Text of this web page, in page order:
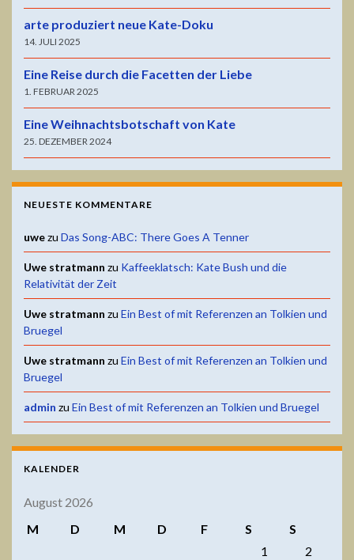
arte produziert neue Kate-Doku
14. JULI 2025
Eine Reise durch die Facetten der Liebe
1. FEBRUAR 2025
Eine Weihnachtsbotschaft von Kate
25. DEZEMBER 2024
NEUESTE KOMMENTARE
uwezu Das Song-ABC: There Goes A Tenner
Uwe stratmann zu Kaffeeklatsch: Kate Bush und die
Relativität der Zeit
Uwe stratmann zu Ein Best of mit Referenzen an Tolkien und
Bruegel
Uwe stratmann zu Ein Best of mit Referenzen an Tolkien und
Bruegel
admin zu Ein Best of mit Referenzen an Tolkien und Bruegel
KALENDER
August 2026
M
D M D F S
S
1
2